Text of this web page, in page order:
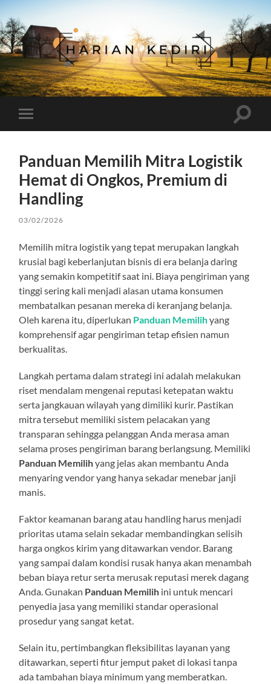
Harian
Kediri
mobile
Toggle
Panduan Memilih Mitra Logistik
Hemat di Ongkos, Premium di
Handling
03/02/2026
Memilih mitra logistik yang tepat merupakan langkah
krusial bagi keberlanjutan bisnis di era belanja daring
yang semakin kompetitif saat ini. Biaya pengiriman yang
tinggi sering kali menjadi alasan utama konsumen
membatalkan pesanan mereka di keranjang belanja.
Oleh karena itu, diperlukan Panduan Memilihyang
komprehensif agar pengiriman tetap efisien namun
berkualitas.
Langkah pertama dalam strategi ini adalah melakukan
riset mendalam mengenai reputasi ketepatan waktu
serta jangkauan wilayah yang dimiliki kurir. Pastikan
mitra tersebut memiliki sistem pelacakan yang
transparan sehingga pelanggan Anda merasa aman
selama proses pengiriman barang berlangsung. Memiliki
Panduan Memilihyang jelas akan membantu Anda
menyaring vendor yang hanya sekadar menebar janji
manis.
Faktor keamanan barang atau handling harus menjadi
prioritas utama selain sekadar membandingkan selisih
harga ongkos kirim yang ditawarkan vendor. Barang
yang sampai dalam kondisi rusak hanya akan menambah
beban biaya retur serta merusak reputasi merek dagang
Anda. Gunakan Panduan Memilih ini untuk mencari
penyedia jasa yang memiliki standar operasional
prosedur yang sangat ketat.
Selain itu, pertimbangkan fleksibilitas layanan yang
ditawarkan, seperti fitur jemput paket di lokasi tanpa
ada tambahan biaya minimum yang memberatkan.